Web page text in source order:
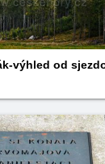
výhled od